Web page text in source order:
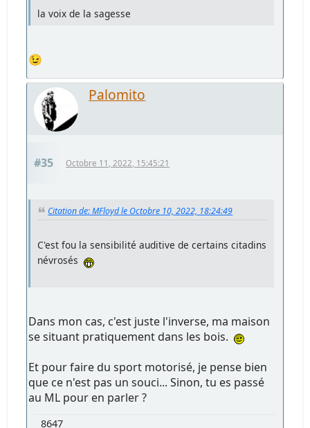
la voix de la sagesse
😉
Palomito
#35 Octobre 11, 2022, 15:45:21
Citation de: MFloyd le Octobre 10, 2022, 18:24:49
C'est fou la sensibilité auditive de certains citadins
névrosés
Dans mon cas, c'est juste l'inverse, ma maison
se situant pratiquement dans les bois.
Et pour faire du sport motorisé, je pense bien
que ce n'est pas un souci... Sinon, tu es passé
au ML pour en parler ?
8647